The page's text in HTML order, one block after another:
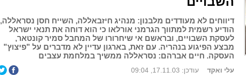
דיווחים לא מעודדים מלבנון: מנהיג חיזבאללה, השייח חסן נסראללה,
הודיע רשמית למתווך הגרמני אורלאו כי הוא דוחה את תנאי ישראל
לעסקת השבויים, ובראשם אי שיחרורו של המחבל סמיר קונטאר,
מבצע הפיגוע בנהריה. עם זאת, בארגון עדיין לא מדברים על "פיצוץ"
העסקה. חיים אברהם: נסראללה ממשיך במלחמת עצבים
עלי ואקד עודכן: 17.11.03, 09:04